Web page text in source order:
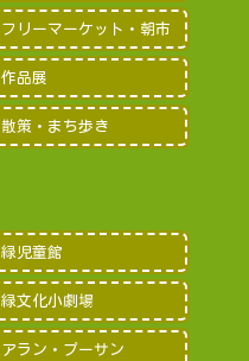
フリーマーケット・朝市
作品展
散策・まち歩き
緑児童館
緑文化小劇場
アラン・プーサン